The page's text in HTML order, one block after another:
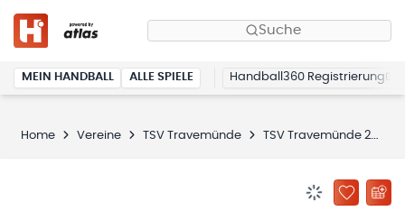
Suche
MEIN HANDBALL ALLE SPIELE Handball360 Registrierung
Home Vereine TSV Travemünde TSV Travemünde 2
ZU